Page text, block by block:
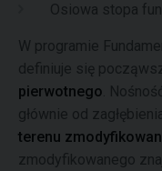
Osiowa stopa
W programie
definiuje się
pierwotnego .
głównie od
terenu
zmodyfikowanego